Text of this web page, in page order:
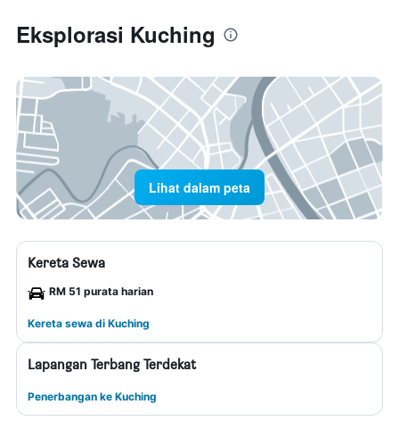
Eksplorasi Kuching
Lihat dalam peta
Kereta Sewa
RM 51 purata harian
Kereta sewa di Kuching
Lapangan Terbang Terdekat
Penerbangan ke Kuching